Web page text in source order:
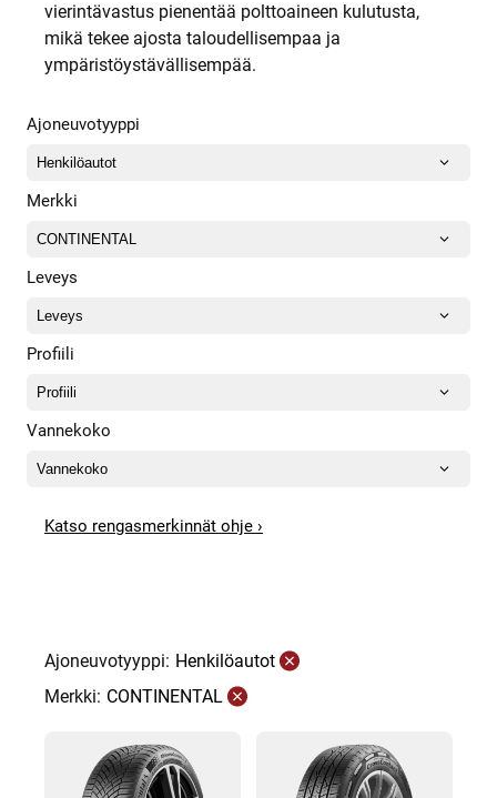
vierintävastus pienentää polttoaineen kulutusta,
mikä tekee ajosta taloudellisempaa ja
ympäristöystävällisempää.
Ajoneuvotyyppi
Merkki
Leveys
Profiili
Vannekoko
Katso rengasmerkinnät ohje ›
Ajoneuvotyyppi: Henkilöautot
Merkki: CONTINENTAL